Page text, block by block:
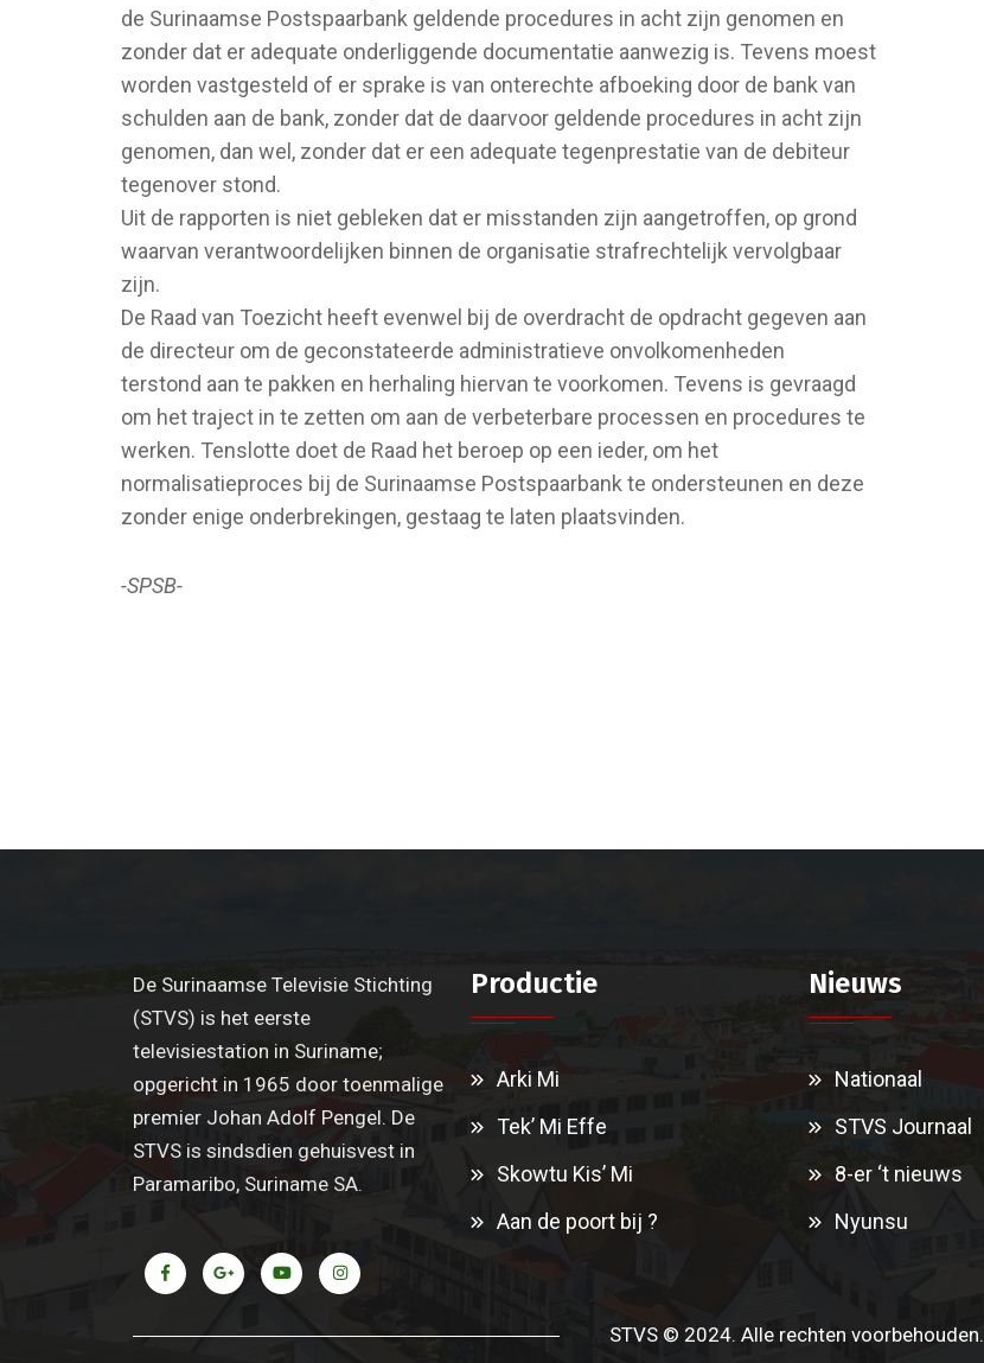
de Surinaamse Postspaarbank geldende procedures in acht zijn genomen en
zonder dat er adequate onderliggende documentatie aanwezig is. Tevens moest
worden vastgesteld of er sprake is van onterechte afboeking door de bank van
schulden aan de bank, zonder dat de daarvoor geldende procedures in acht zijn
genomen, dan wel, zonder dat er een adequate tegenprestatie van de debiteur
tegenover stond.
Uit de rapporten is niet gebleken dat er misstanden zijn aangetroffen, op grond
waarvan verantwoordelijken binnen de organisatie strafrechtelijk vervolgbaar
zijn.
De Raad van Toezicht heeft evenwel bij de overdracht de opdracht gegeven aan
de directeur om de geconstateerde administratieve onvolkomenheden
terstond aan te pakken en herhaling hiervan te voorkomen. Tevens is gevraagd
om het traject in te zetten om aan de verbeterbare processen en procedures te
werken. Tenslotte doet de Raad het beroep op een ieder, om het
normalisatieproces bij de Surinaamse Postspaarbank te ondersteunen en deze
zonder enige onderbrekingen, gestaag te laten plaatsvinden.
-SPSB-
De Surinaamse Televisie Stichting
(STVS) is het eerste
televisiestation in Suriname;
opgericht in 1965 door toenmalige
premier Johan Adolf Pengel. De
STVS is sindsdien gehuisvest in
Paramaribo, Suriname SA.
Productie
Arki Mi
Tek’ Mi Effe
Skowtu Kis’ Mi
Aan de poort bij ?
Nieuws
Nationaal
STVS Journaal
8-er ‘t nieuws
Nyunsu
STVS © 2024. Alle rechten voorbehouden.